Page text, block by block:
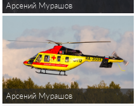
Арсений Мурашов
Арсений Мурашов